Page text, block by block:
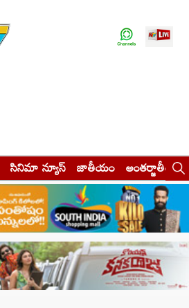
సినిమా న్యూస్ జాతీయం అంతర్జాతీయం